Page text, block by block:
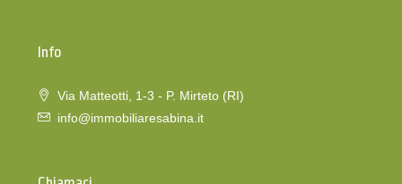
Info
Via Matteotti, 1-3 - P. Mirteto (RI)
info@immobiliaresabina.it